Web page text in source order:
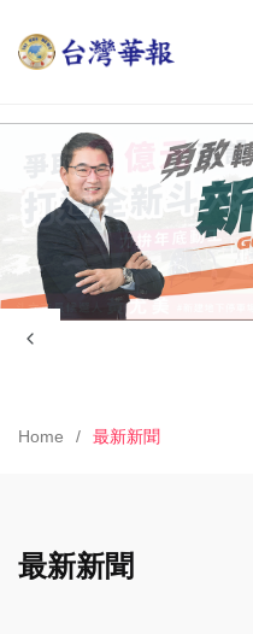
Home 最新新聞
最新新聞